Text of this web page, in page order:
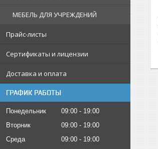
МЕБЕЛЬ ДЛЯ УЧРЕЖДЕНИЙ
Прайс-листы
Сертификаты и лицензии
Доставка и оплата
ГРАФИК РАБОТЫ
Понедельник 09:00
19:00
Вторник
09:00
19:00
Среда
09:00
19:00